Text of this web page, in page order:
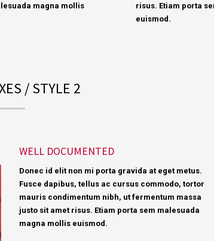
magna mollis
risus. Etiam porta
euismod.
/ STYLE 2
WELL DOCUMENTED
Donec id elit non mi porta gravida at eget metus.
Fusce dapibus, tellus ac cursus commodo, tortor
mauris condimentum nibh, ut fermentum massa
justo sit amet risus. Etiam porta sem malesuada
magna mollis euismod.